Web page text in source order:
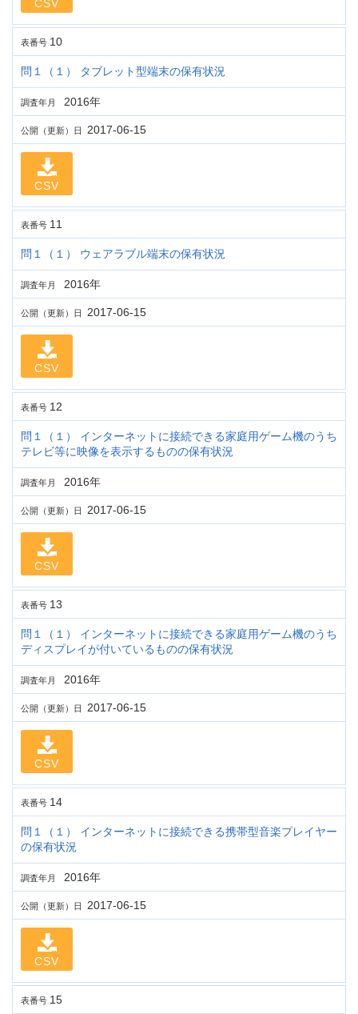
CSV
表番号 10
問１（１） タブレット型端末の保有状況
調査年月 2016年
公開（更新）日 2017-06-15
CSV
表番号 11
問１（１） ウェアラブル端末の保有状況
調査年月 2016年
公開（更新）日 2017-06-15
CSV
表番号 12
問１（１） インターネットに接続できる家庭用ゲーム機のうち
テレビ等に映像を表示するものの保有状況
調査年月 2016年
公開（更新）日 2017-06-15
CSV
表番号 13
問１（１） インターネットに接続できる家庭用ゲーム機のうち
ディスプレイが付いているものの保有状況
調査年月 2016年
公開（更新）日 2017-06-15
CSV
表番号 14
問１（１） インターネットに接続できる携帯型音楽プレイヤー
の保有状況
調査年月 2016年
公開（更新）日 2017-06-15
CSV
表番号 15